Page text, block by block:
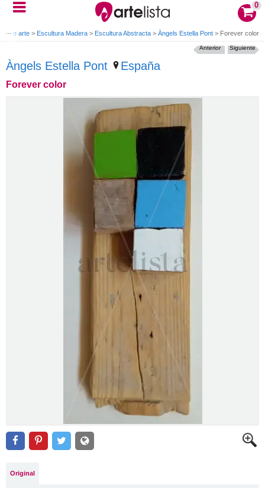
0
de arte > Escultura Madera > Escultura Abstracta > Àngels Estella Pont > Forever color
Àngels Estella Pont España
Forever color
Siguiente
Anterior
Original